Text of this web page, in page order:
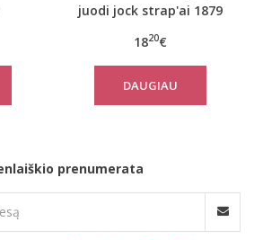
juodi jock strap'ai 1879
1820€
DAUGIAU
prenumerata